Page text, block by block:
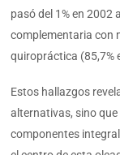
pasó del 1% en 2002
complementaria con
quiropráctica (85,7%
Estos hallazgos
alternativas, sino
componentes